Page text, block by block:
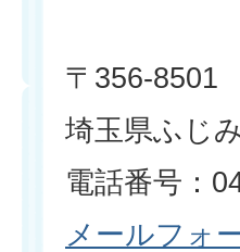
〒356-8501
埼玉県ふじ
電話番号：
メールフォ